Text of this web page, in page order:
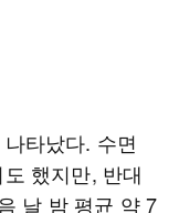
타났다. 수면
했지만, 반대
날 밤 평균 약 7